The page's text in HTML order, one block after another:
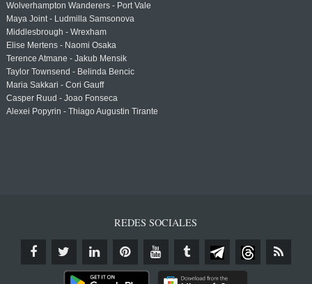
Wolverhampton Wanderers - Port Vale
Maya Joint - Ludmilla Samsonova
Middlesbrough - Wrexham
Elise Mertens - Naomi Osaka
Terence Atmane - Jakub Mensik
Taylor Townsend - Belinda Bencic
Maria Sakkari - Cori Gauff
Casper Ruud - Joao Fonseca
Alexei Popyrin - Thiago Augustin Tirante
REDES SOCIALES